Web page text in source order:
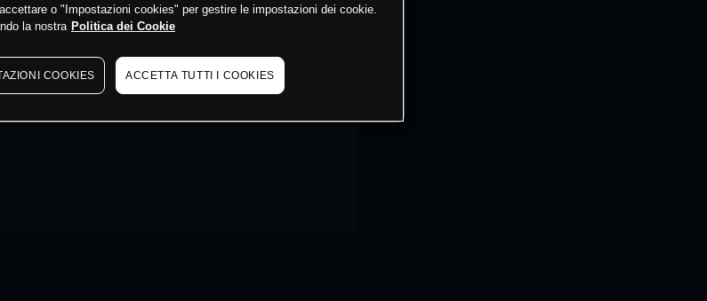
o "Impostazioni cookies" per gestire le impostazioni dei cookie.
la nostra Politica dei Cookie
COOKIES ACCETTA TUTTI I COOKIES